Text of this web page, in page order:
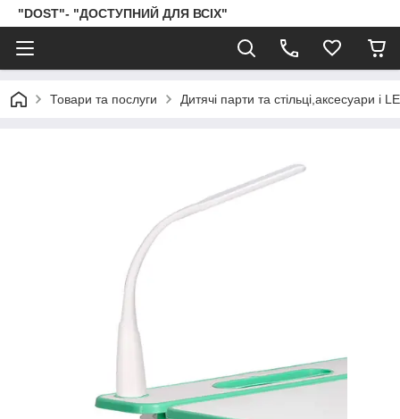
"DOST"- "ДОСТУПНИЙ ДЛЯ ВСІХ"
Товари та послуги Дитячі парти та стільці,аксесуари і